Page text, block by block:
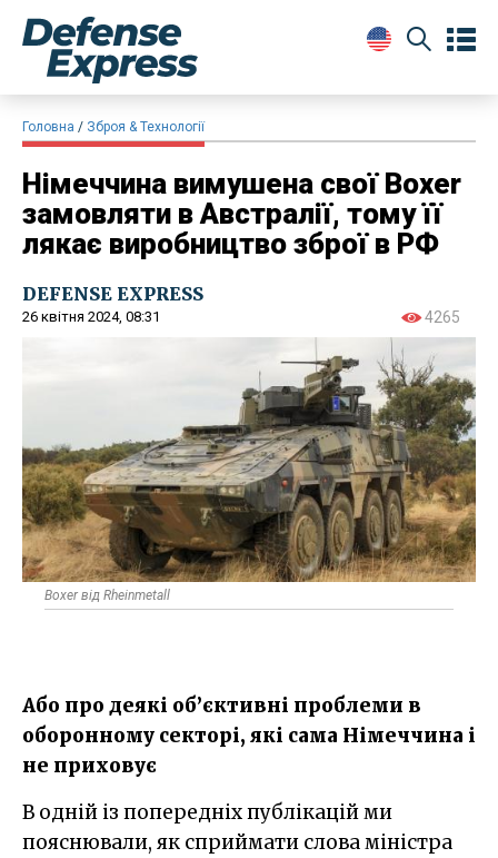
Головна Зброя & Технології
Німеччина вимушена свої Boxer
замовляти в Австралії, тому її
лякає виробництво зброї в РФ
DEFENSE EXPRESS
26 квітня 2024, 08:31 4265
Boxer від Rheinmetall
Або про деякі об’єктивні проблеми в
оборонному секторі, які сама Німеччина і
не приховує
В одній із попередніх публікацій ми
пояснювали, як сприймати слова міністра